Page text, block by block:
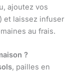
ajoutez vos
et laissez infuser
au frais.
?
, pailles en